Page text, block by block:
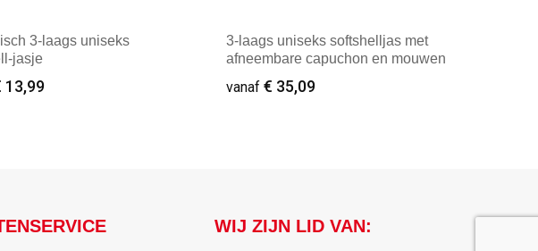
3-laags uniseks
jasje
13,99
3-laags uniseks softshelljas met
afneembare capuchon en mouwen
vanaf € 35,09
WIJ ZIJN LID VAN: